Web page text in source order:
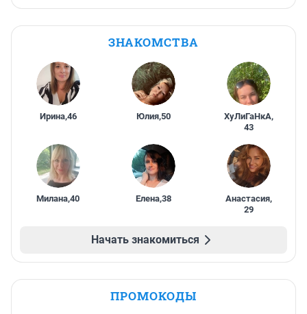
ЗНАКОМСТВА
Ирина,46 Юлия,50 ХуЛиГаНкА,
43
Милана,40 Елена,38 Анастасия,
29
Начать знакомиться
ПРОМОКОДЫ